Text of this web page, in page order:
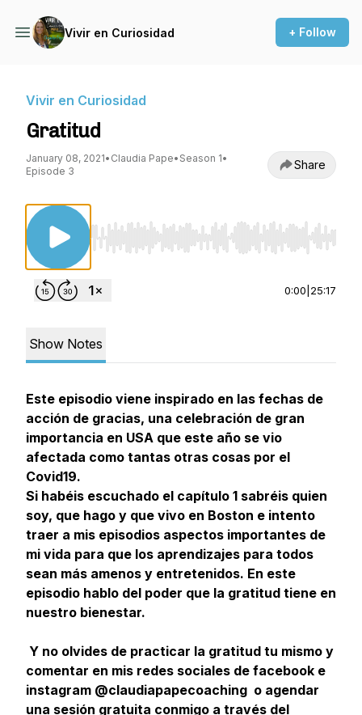
Vivir en Curiosidad + Follow
Vivir en Curiosidad
Gratitud
January 08, 2021• Claudia Pape• Season 1•
Episode 3
Share
Use Left/Right to seek, Home/End to jump
0:00 25:17
Show Notes
Este episodio viene inspirado en las fechas de
acción de gracias, una celebración de gran
importancia en USA que este año se vio
afectada como tantas otras cosas por el
Covid19.
Si habéis escuchado el capítulo 1 sabréis quien
soy, que hago y que vivo en Boston e intento
traer a mis episodios aspectos importantes de
mi vida para que los aprendizajes para todos
sean más amenos y entretenidos. En este
episodio hablo del poder que la gratitud tiene en
nuestro bienestar.
Y no olvides de practicar la gratitud tu mismo y
comentar en mis redes sociales de facebook e
instagram @claudiapapecoaching o agendar
una sesión gratuita conmigo a través del